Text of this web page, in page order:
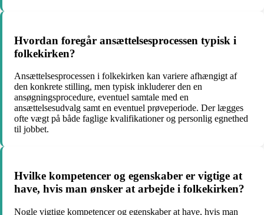
Hvordan foregår ansættelsesprocessen typisk i
folkekirken?
Ansættelsesprocessen i folkekirken kan variere afhængigt af
den konkrete stilling, men typisk inkluderer den en
ansøgningsprocedure, eventuel samtale med en
ansættelsesudvalg samt en eventuel prøveperiode. Der lægges
ofte vægt på både faglige kvalifikationer og personlig egnethed
til jobbet.
Hvilke kompetencer og egenskaber er vigtige at
have, hvis man ønsker at arbejde i folkekirken?
Nogle vigtige kompetencer og egenskaber at have, hvis man